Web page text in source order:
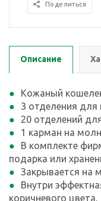
Поделиться
Описание
Кожаный
3 отделения для
20 отделений
1 карман на
В комплекте
подарка или
Закрывается на
Внутри
коричневого цвета.